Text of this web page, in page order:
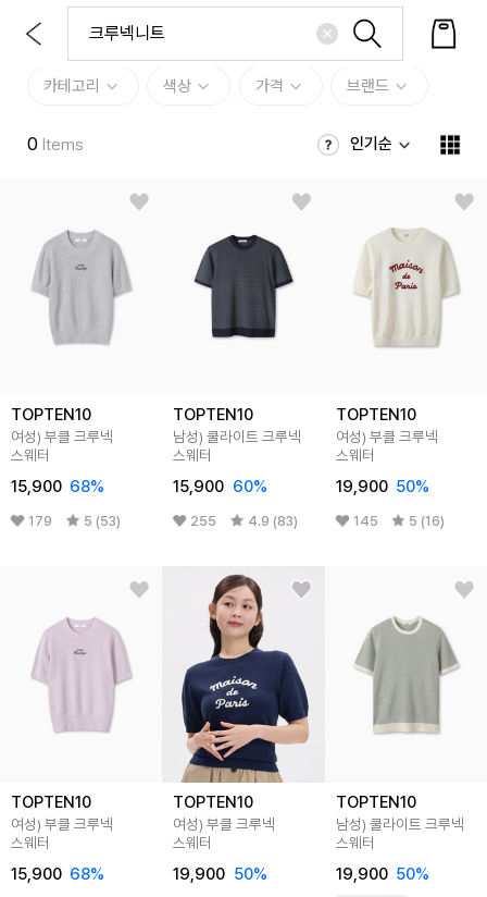
카테고리 색상 가격 브랜드
0 Items 인기순
TOPTEN10
여성) 부클 크루넥
스웨터
15,900 68%
179 5 (53)
TOPTEN10
남성) 쿨라이트 크루넥
스웨터
15,900 60%
255 4.9 (83)
TOPTEN10
여성) 부클 크루넥
스웨터
19,900 50%
145 5 (16)
TOPTEN10
여성) 부클 크루넥
스웨터
15,900 68%
TOPTEN10
여성) 부클 크루넥
스웨터
19,900 50%
TOPTEN10
남성) 쿨라이트 크루넥
스웨터
19,900 50%